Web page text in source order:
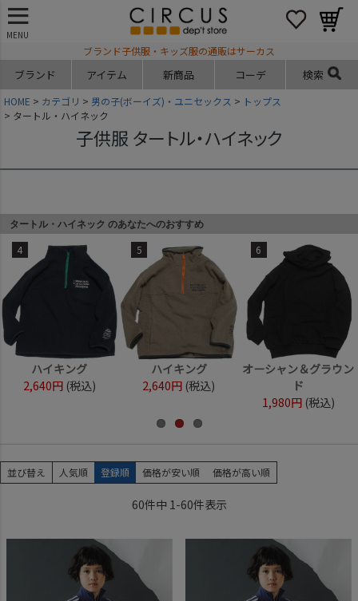
MENU
ブランド子供服・キッズ服の通販はサーカス
ブランド アイテム 新商品 コーデ 検索
HOME カテゴリ 男の子(ボーイズ)・ユニセックス
トップス
タートル・ハイネック
子供服 タートル・ハイネック
タートル・ハイネック のあなたへのおすすめ
4
ハイキング
2,640円 (税込)
5
ハイキング
2,640円 (税込)
6
オーシャン＆グラウン
ド
1,980円 (税込)
並び替え 人気順 登録順 価格が安い順 価格が高い順
60件中 1-60件表示